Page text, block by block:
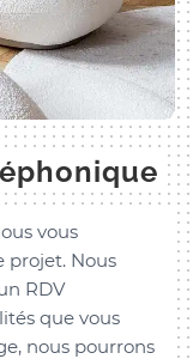
vous
projet. Nous
RDV
que vous
nous pourrons